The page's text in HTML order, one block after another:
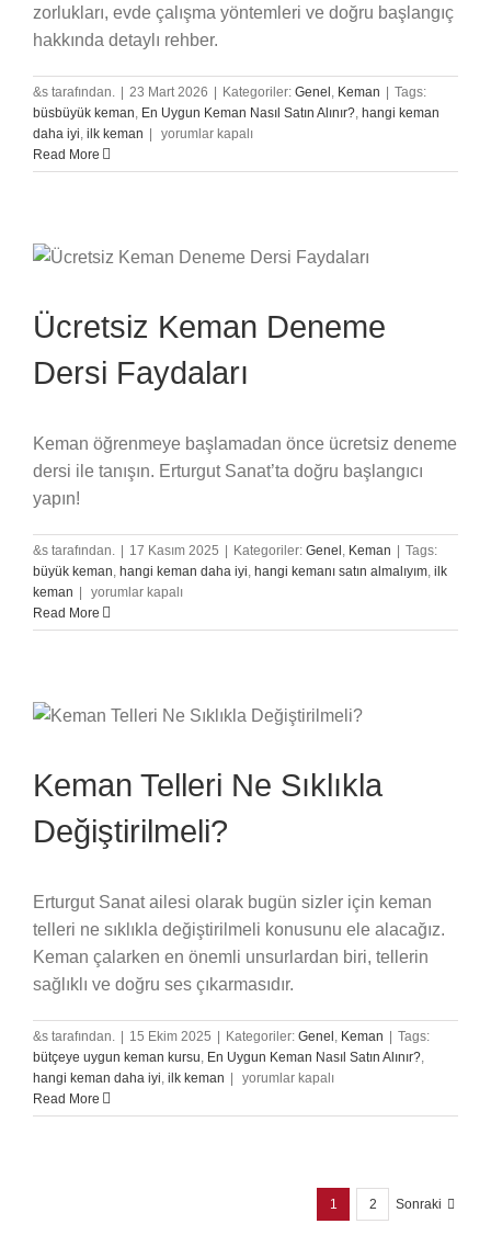
zorlukları, evde çalışma yöntemleri ve doğru başlangıç
hakkında detaylı rehber.
&s tarafından. | 23 Mart 2026 | Kategoriler: Genel Keman | Tags:
büsbüyük keman En Uygun Keman Nasıl Satın Alınır? hangi keman
daha iyi ilk keman |
Evde
Çalmak
yorumlar kapalı
Read More
Ücretsiz Keman Deneme
Dersi Faydaları
Keman öğrenmeye başlamadan önce ücretsiz deneme
dersi ile tanışın. Erturgut Sanat’ta doğru başlangıcı
yapın!
&s tarafından. 17 Kasım 2025 Kategoriler: Genel , Keman
Tags:
büyük keman, hangi keman daha iyi, hangi kemanı satın almalıyım, ilk
keman
Ücretsiz
Keman
Deneme
yorumlar kapalı
Read More
Keman Telleri Ne Sıklıkla
Değiştirilmeli?
Erturgut Sanat ailesi olarak bugün sizler için keman
telleri ne sıklıkla değiştirilmeli konusunu ele alacağız.
Keman çalarken en önemli unsurlardan biri, tellerin
sağlıklı ve doğru ses çıkarmasıdır.
&s tarafından. 15 Ekim 2025 Kategoriler: Genel , Keman
Tags:
bütçeye uygun keman kursu, En Uygun Keman Nasıl Satın Alınır?,
hangi keman daha iyi, ilk keman
Keman
Ne
yorumlar kapalı
Read More
1 2 Sonraki